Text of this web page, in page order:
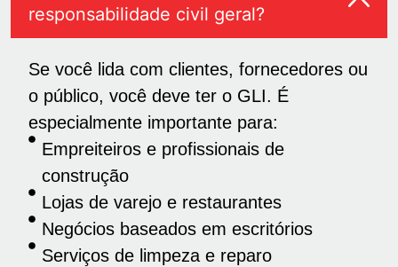
responsabilidade civil geral?
Se você lida com clientes, fornecedores ou
o público, você deve ter o GLI. É
especialmente importante para:
Empreiteiros e profissionais de
construção
Lojas de varejo e restaurantes
Negócios baseados em escritórios
Serviços de limpeza e reparo